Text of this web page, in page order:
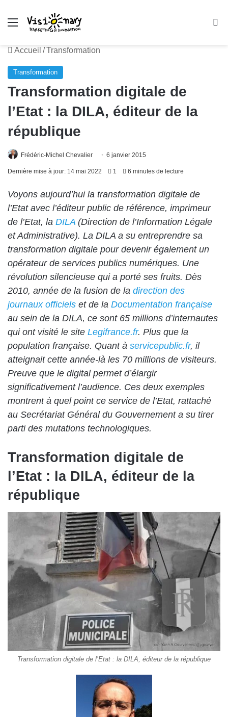
Menu
Accueil /Transformation
Transformation
Transformation digitale de
l’Etat : la DILA, éditeur de la
république
Frédéric-Michel Chevalier 6 janvier 2015
Dernière mise à jour: 14 mai 2022 1 6 minutes de lecture
Voyons aujourd’hui la transformation digitale de
l’Etat avec l’éditeur public de référence, imprimeur
de l’Etat, la DILA (Direction de l’Information Légale
et Administrative). La DILA a su entreprendre sa
transformation digitale pour devenir également un
opérateur de services publics numériques. Une
révolution silencieuse qui a porté ses fruits. Dès
2010, année de la fusion de la direction des
journaux officiels et de la Documentation française
au sein de la DILA, ce sont 65 millions d’internautes
qui ont visité le site Legifrance.fr. Plus que la
population française. Quant à servicepublic.fr, il
atteignait cette année-là les 70 millions de visiteurs.
Preuve que le digital permet d’élargir
significativement l’audience. Ces deux exemples
montrent à quel point ce service de l’Etat, rattaché
au Secrétariat Général du Gouvernement a su tirer
parti des mutations technologiques.
Transformation digitale de
l’Etat : la DILA, éditeur de la
république
Transformation digitale de l’Etat : la DILA, éditeur de la république